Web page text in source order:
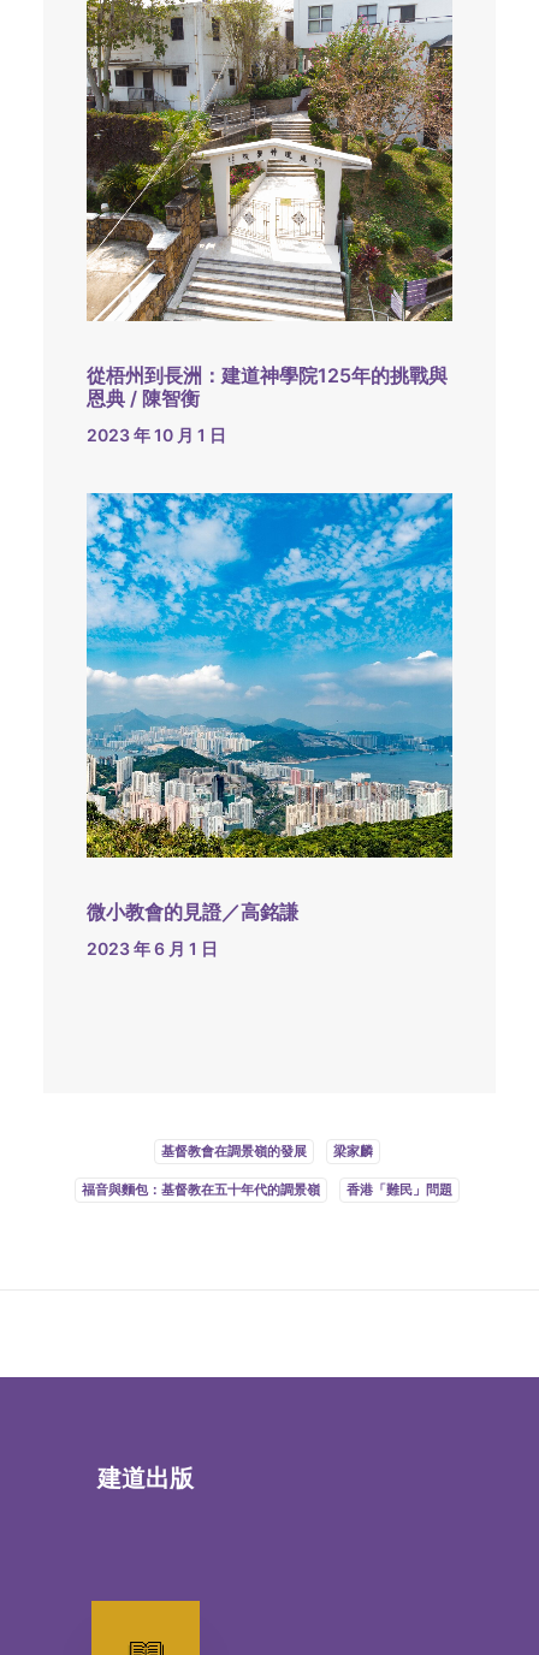
從梧州到長洲：建道神學院125年的挑戰與
恩典 / 陳智衡
2023 年 10 月 1 日
微小教會的見證／高銘謙
2023 年 6 月 1 日
基督教會在調景嶺的發展 梁家麟
福音與麵包：基督教在五十年代的調景嶺 香港「難民」問題
建道出版